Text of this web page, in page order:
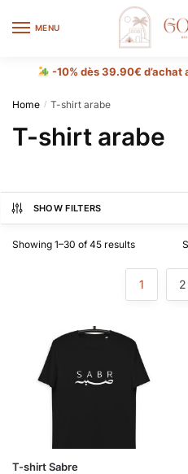
MENU
-10% dès 39.90€ d’achat
Home / T-shirt arabe
T-shirt arabe
SHOW FILTERS
Showing 1–30 of 45 results
1 2
T-shirt Sabre